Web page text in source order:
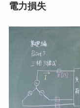
電力損失